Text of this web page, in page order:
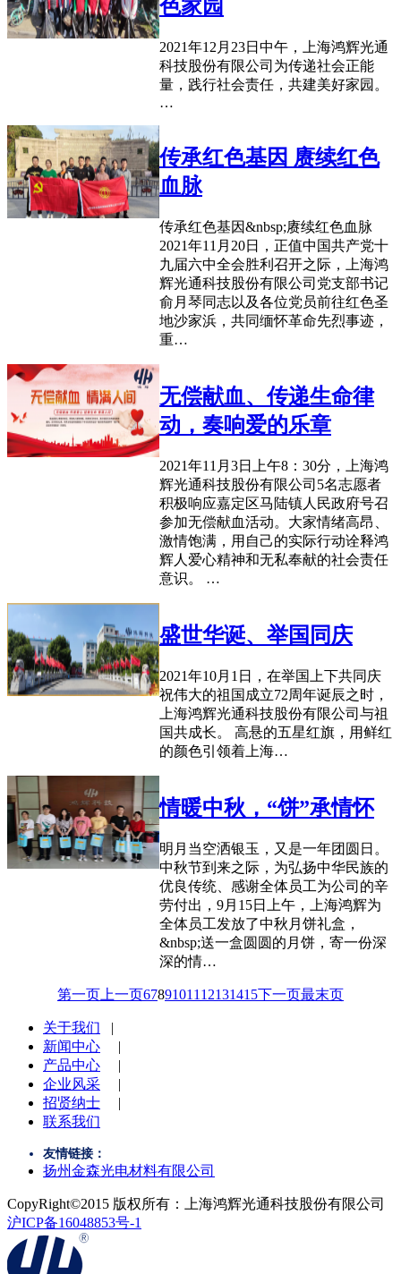
色家园
2021年12月23日中午，上海鸿辉光通
科技股份有限公司为传递社会正能
量，践行社会责任，共建美好家园。
…
传承红色基因 赓续红色
血脉
传承红色基因&nbsp;赓续红色血脉
2021年11月20日，正值中国共产党十
九届六中全会胜利召开之际，上海鸿
辉光通科技股份有限公司党支部书记
俞月琴同志以及各位党员前往红色圣
地沙家浜，共同缅怀革命先烈事迹，
重…
无偿献血、传递生命律
动，奏响爱的乐章
2021年11月3日上午8：30分，上海鸿
辉光通科技股份有限公司5名志愿者
积极响应嘉定区马陆镇人民政府号召
参加无偿献血活动。大家情绪高昂、
激情饱满，用自己的实际行动诠释鸿
辉人爱心精神和无私奉献的社会责任
意识。 …
盛世华诞、举国同庆
2021年10月1日，在举国上下共同庆
祝伟大的祖国成立72周年诞辰之时，
上海鸿辉光通科技股份有限公司与祖
国共成长。 高悬的五星红旗，用鲜红
的颜色引领着上海…
情暖中秋，“饼”承情怀
明月当空洒银玉，又是一年团圆日。
中秋节到来之际，为弘扬中华民族的
优良传统、感谢全体员工为公司的辛
劳付出，9月15日上午，上海鸿辉为
全体员工发放了中秋月饼礼盒，
&nbsp;送一盒圆圆的月饼，寄一份深
深的情…
第一页 上一页67891011 12131415下一页最末页
关于我们 |
新闻中心 |
产品中心 |
企业风采 |
招贤纳士 |
联系我们
友情链接：
扬州金森光电材料有限公司
CopyRight©2015 版权所有：上海鸿辉光通科技股份有限公司
沪ICP备16048853号-1